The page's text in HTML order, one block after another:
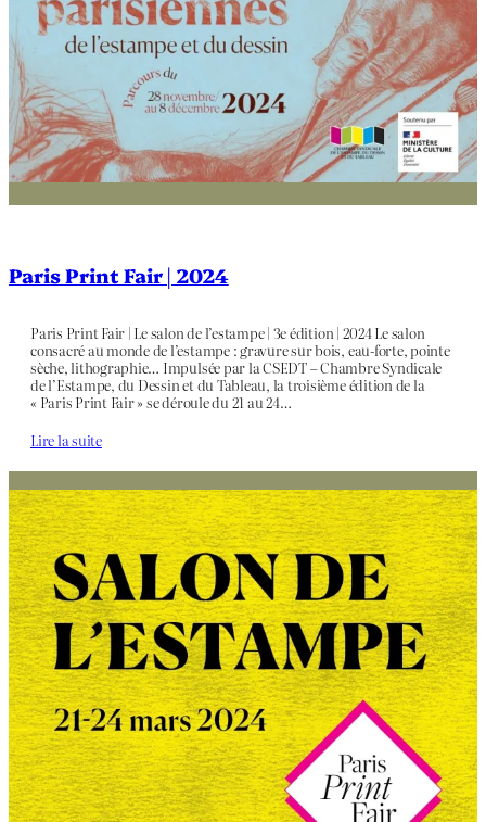
Paris Print Fair | 2024
Paris Print Fair | Le salon de l’estampe | 3e édition | 2024 Le salon
consacré au monde de l’estampe : gravure sur bois, eau-forte, pointe
sèche, lithographie… Impulsée par la CSEDT – Chambre Syndicale
de l’Estampe, du Dessin et du Tableau, la troisième édition de la
« Paris Print Fair » se déroule du 21 au 24…
Lire la suite